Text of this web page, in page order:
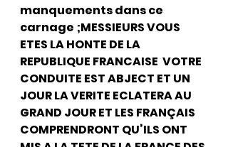
manquements dans ce
carnage ;MESSIEURS VOUS
ETES LA HONTE DE LA
REPUBLIQUE FRANCAISE  VOTRE
CONDUITE EST ABJECT ET UN
JOUR LA VERITE ECLATERA AU
GRAND JOUR ET LES FRANÇAIS
COMPRENDRONT QU’ILS ONT